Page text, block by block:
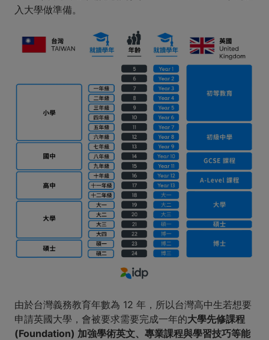
入大學做準備。
由於台灣義務教育年數為 12 年，所以台灣高中生若想要
申請英國大學，會被要求需要完成一年的大學先修課程
(Foundation) 加強學術英文、專業課程與學習技巧等能